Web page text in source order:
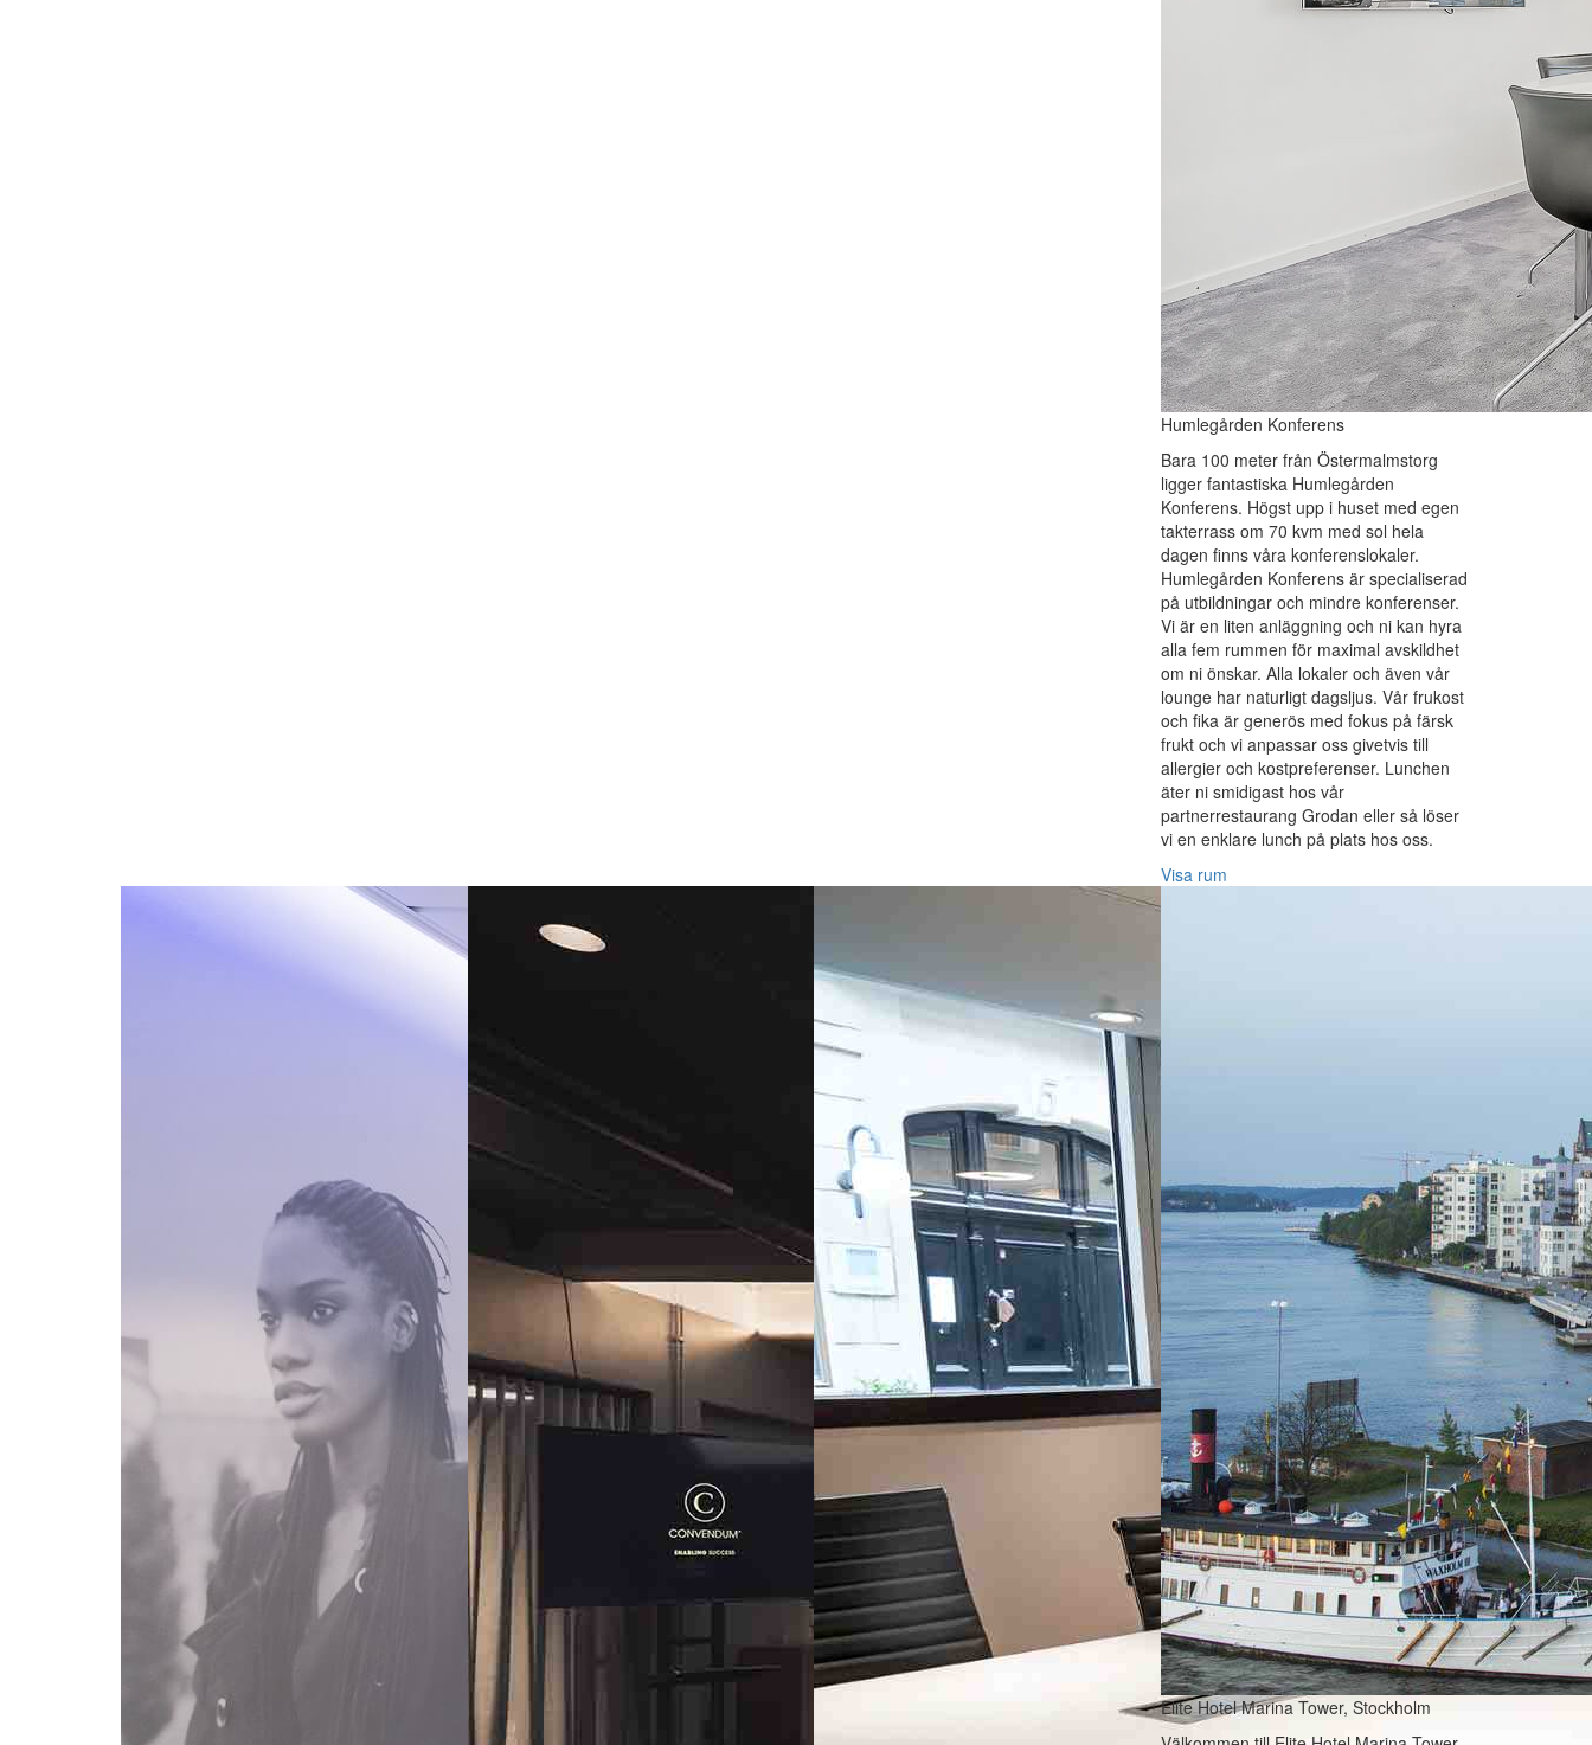
Humlegården Konferens
Bara 100 meter från Östermalmstorg
ligger fantastiska Humlegården
Konferens. Högst upp i huset med egen
takterrass om 70 kvm med sol hela
dagen finns våra konferenslokaler.
Humlegården Konferens är specialiserad
på utbildningar och mindre konferenser.
Vi är en liten anläggning och ni kan hyra
alla fem rummen för maximal avskildhet
om ni önskar. Alla lokaler och även vår
lounge har naturligt dagsljus. Vår frukost
och fika är generös med fokus på färsk
frukt och vi anpassar oss givetvis till
allergier och kostpreferenser. Lunchen
äter ni smidigast hos vår
partnerrestaurang Grodan eller så löser
vi en enklare lunch på plats hos oss.
Visa rum
Elite Hotel Marina Tower, Stockholm